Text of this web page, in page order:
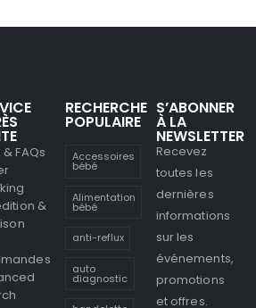
FAQs
&
RECHERCHE
POPULAIRE
Accessoires
bébé
Alimentation
bébé
anti-reflux
auto
diagnostic
S’ABONNER
À LA
NEWSLETTER
Recevez
toutes les
dernières
informations
sur les
événements,
promotions
et offres.